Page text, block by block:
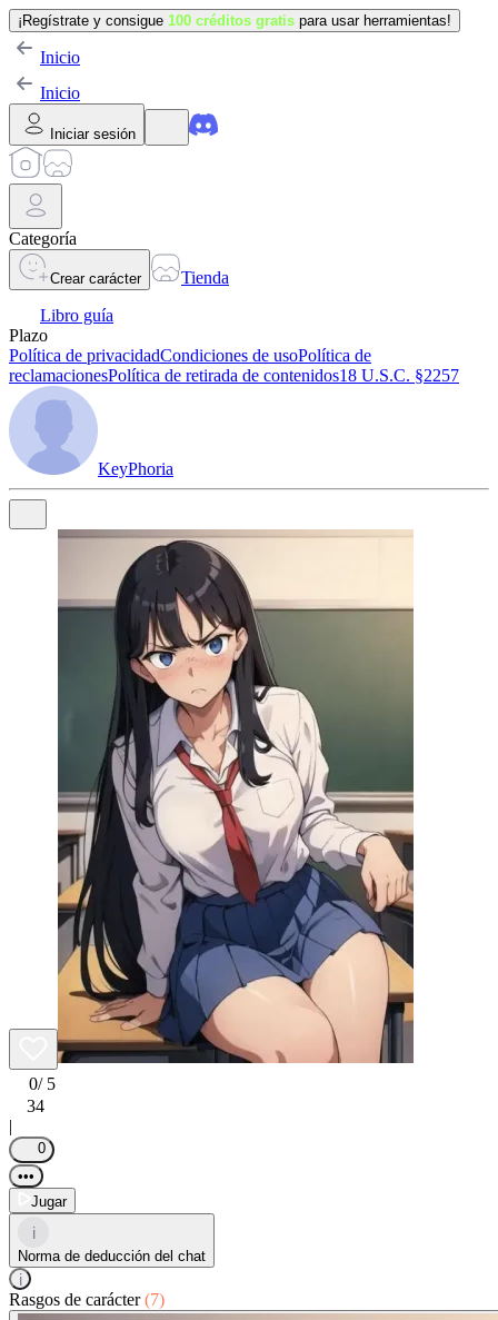
¡Regístrate y consigue 100 créditos gratis para usar herramientas!
Inicio
Inicio
Iniciar sesión
Categoría
Crear carácter
Tienda
Libro guía
Plazo
Política de privacidadCondiciones de usoPolítica de
reclamacionesPolítica de retirada de contenidos18 U.S.C. §2257
KeyPhoria
0/ 5
34
|
0
•••
Jugar
i
Norma de deducción del chat
i
Rasgos de carácter(7)